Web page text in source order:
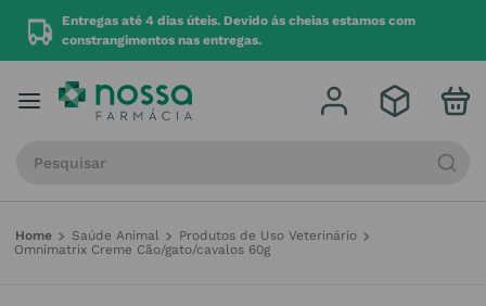
Entregas até 4 dias úteis. Devido ás cheias estamos com
constrangimentos nas entregas.
Saúde Animal
Produtos de Uso Veterinário
Omnimatrix Creme Cão/gato/cavalos 60g